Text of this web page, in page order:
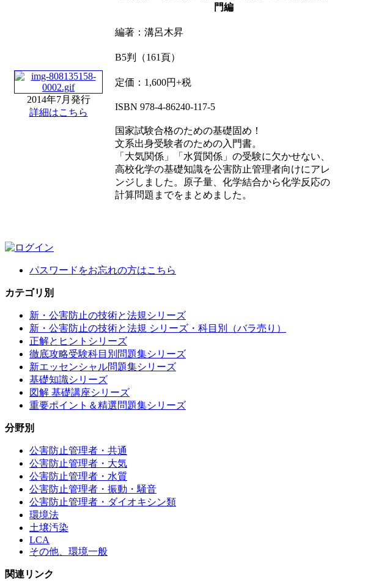
2014年7月発行
詳細はこちら
門編
編著：溝呂木昇
B5判（161頁）
定価：1,600円+税
ISBN 978‐4-86240-117-5
国家試験合格のための基礎固め！
文系出身受験者のための入門書。
「大気関係」「水質関係」の受験に欠かせない、
高校化学の基礎知識を公害防止管理者向けにアレ
ンジしました。原子量、化学結合から化学反応の
計算問題までをまとめました。
パスワードをお忘れの方はこちら
カテゴリ別
新・公害防止の技術と法規シリーズ
新・公害防止の技術と法規 シリーズ・科目別（バラ売り）
正解とヒントシリーズ
徹底攻略受験科目別問題集シリーズ
新エッセンシャル問題集シリーズ
基礎知識シリーズ
図解 基礎講座シリーズ
重要ポイント＆精選問題集シリーズ
分野別
公害防止管理者・共通
公害防止管理者・大気
公害防止管理者・水質
公害防止管理者・振動・騒音
公害防止管理者・ダイオキシン類
環境法
土壌汚染
LCA
その他、環境一般
関連リンク